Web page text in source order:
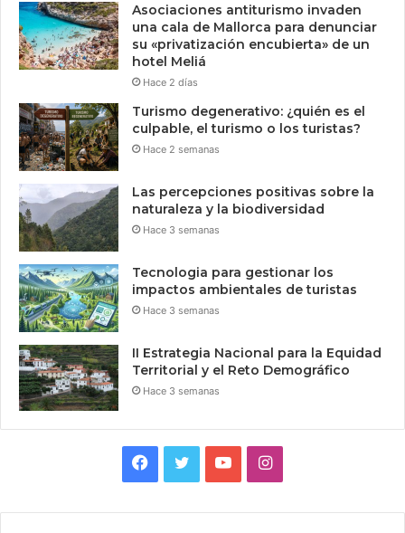
Asociaciones antiturismo invaden
una cala de Mallorca para denunciar
su «privatización encubierta» de un
hotel Meliá
Hace 2 días
Turismo degenerativo: ¿quién es el
culpable, el turismo o los turistas?
Hace 2 semanas
Las percepciones positivas sobre la
naturaleza y la biodiversidad
Hace 3 semanas
Tecnologia para gestionar los
impactos ambientales de turistas
Hace 3 semanas
II Estrategia Nacional para la Equidad
Territorial y el Reto Demográfico
Hace 3 semanas
Facebook
TwitterYouTubeInstagram